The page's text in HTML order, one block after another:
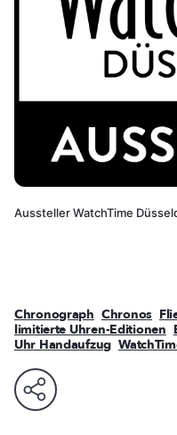
Aussteller WatchTime
Chronograph Chronos
limitierte Uhren-Editionen
Uhr Handaufzug